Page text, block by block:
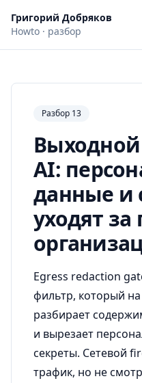
Григорий Добряков
Howto · разбор
Разбор 13
AI:
данные и
уходят
Egress redaction
фильтр, который
разбирает
и вырезает
секреты. Сетевой
трафик, но не